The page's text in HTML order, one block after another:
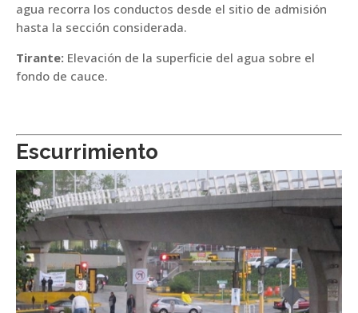
agua recorra los conductos desde el sitio de admisión
hasta la sección considerada.
Tirante: Elevación de la superficie del agua sobre el
fondo de cauce.
Escurrimiento